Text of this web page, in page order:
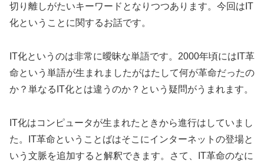
切り離しがたいキーワードとなりつつあります。今回はIT
化ということに関するお話です。
IT化というのは非常に曖昧な単語です。2000年頃にはIT革
命という単語が生まれましたがはたして何が革命だったの
か？単なるIT化とは違うのか？という疑問がうまれます。
IT化はコンピュータが生まれたときから進行はしていまし
た。IT革命ということばはそこにインターネットの登場と
いう文脈を追加すると解釈できます。さて、IT革命のなに